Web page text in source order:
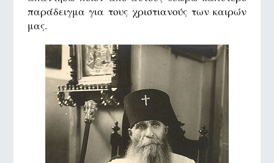
παράδειγμα για τους χριστιανούς των καιρών
μας.